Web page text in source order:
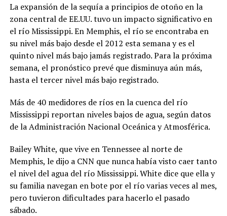
La expansión de la sequía a principios de otoño en la
zona central de EE.UU. tuvo un impacto significativo en
el río Mississippi. En Memphis, el río se encontraba en
su nivel más bajo desde el 2012 esta semana y es el
quinto nivel más bajo jamás registrado. Para la próxima
semana, el pronóstico prevé que disminuya aún más,
hasta el tercer nivel más bajo registrado.
Más de 40 medidores de ríos en la cuenca del río
Mississippi reportan niveles bajos de agua, según datos
de la Administración Nacional Oceánica y Atmosférica.
Bailey White, que vive en Tennessee al norte de
Memphis, le dijo a CNN que nunca había visto caer tanto
el nivel del agua del río Mississippi. White dice que ella y
su familia navegan en bote por el río varias veces al mes,
pero tuvieron dificultades para hacerlo el pasado
sábado.